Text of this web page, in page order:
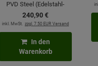
PVD Steel (Edelstahl-
Finish) 525211
Hochdruckarmatur
240,90€
inkl. MwSt. zzgl. 7.50 EUR Versand
In den
Warenkorb